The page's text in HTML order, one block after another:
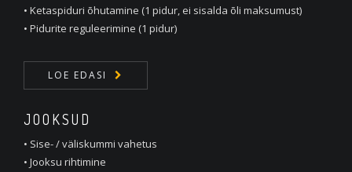
• Ketaspiduri õhutamine (1 pidur, ei sisalda õli maksumust)
• Pidurite reguleerimine (1 pidur)
LOE EDASI
JOOKSUD
• Sise- / väliskummi vahetus
• Jooksu rihtimine